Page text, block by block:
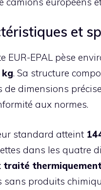
et
EUR-EPAL pèse
. Sa structure
de dimensions
aux normes.
standard atteint
dans les quatre
traité
sans produits